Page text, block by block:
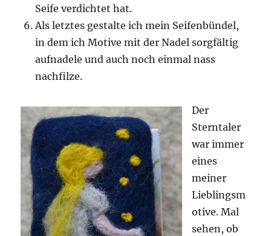
Seife verdichtet hat.
Als letztes gestalte ich mein Seifenbündel,
in dem ich Motive mit der Nadel sorgfältig
aufnadele und auch noch einmal nass
nachfilze.
Der
Sterntaler
war immer
eines
meiner
Lieblingsm
otive. Mal
sehen, ob